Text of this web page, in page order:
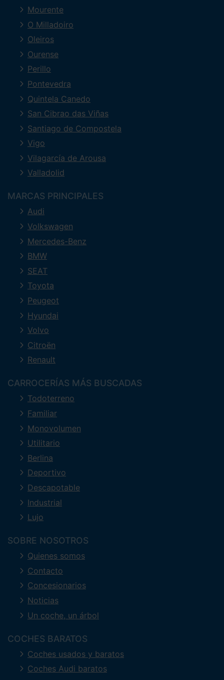
Mourente
O Milladoiro
Oleiros
Ourense
Perillo
Pontevedra
Quintela Canedo
San Cibrao das Viñas
Santiago de Compostela
Vigo
Vilagarcía de Arousa
Valladolid
MARCAS PRINCIPALES
Audi
Volkswagen
Mercedes-Benz
BMW
SEAT
Toyota
Peugeot
Hyundai
Volvo
Citroën
Renault
CARROCERÍAS MÁS BUSCADAS
Todoterreno
Familiar
Monovolumen
Utilitario
Berlina
Deportivo
Descapotable
Industrial
Lujo
SOBRE NOSOTROS
Quienes somos
Contacto
Concesionarios
Noticias
Un coche, un árbol
COCHES BARATOS
Coches usados y baratos
Coches Audi baratos